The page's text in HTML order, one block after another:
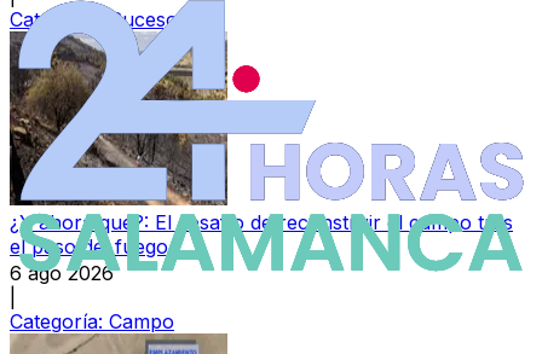
Categoría:
Sucesos
¿Y ahora qué?: El desafío de reconstruir el campo tras
el paso del fuego
6 ago 2026
Categoría: Campo